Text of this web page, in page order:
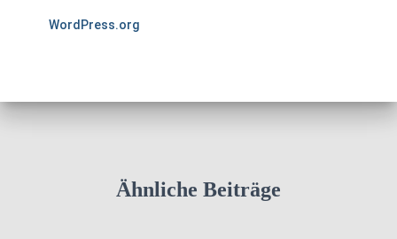
WordPress.org
Ähnliche Beiträge